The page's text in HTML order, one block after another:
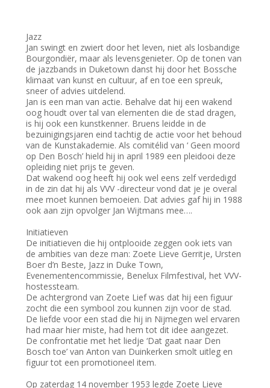
Jazz
Jan swingt en zwiert door het leven, niet als losbandige
Bourgondiër, maar als levensgenieter. Op de tonen van
de jazzbands in Duketown danst hij door het Bossche
klimaat van kunst en cultuur, af en toe een spreuk,
sneer of advies uitdelend.
Jan is een man van actie. Behalve dat hij een wakend
oog houdt over tal van elementen die de stad dragen,
is hij ook een kunstkenner. Bruens leidde in de
bezuinigingsjaren eind tachtig de actie voor het behoud
van de Kunstakademie. Als comitélid van ‘ Geen moord
op Den Bosch’ hield hij in april 1989 een pleidooi deze
opleiding niet prijs te geven.
Dat wakend oog heeft hij ook wel eens zelf verdedigd
in de zin dat hij als VVV -directeur vond dat je je overal
mee moet kunnen bemoeien. Dat advies gaf hij in 1988
ook aan zijn opvolger Jan Wijtmans mee….
Initiatieven
De initiatieven die hij ontplooide zeggen ook iets van
de ambities van deze man: Zoete Lieve Gerritje, Ursten
Boer d’n Beste, Jazz in Duke Town,
Evenementencommissie, Benelux Filmfestival, het VVV-
hostessteam.
De achtergrond van Zoete Lief was dat hij een figuur
zocht die een symbool zou kunnen zijn voor de stad.
De liefde voor een stad die hij in Nijmegen wel ervaren
had maar hier miste, had hem tot dit idee aangezet.
De confrontatie met het liedje ‘Dat gaat naar Den
Bosch toe’ van Anton van Duinkerken smolt uitleg en
figuur tot een promotioneel item.
Op zaterdag 14 november 1953 legde Zoete Lieve